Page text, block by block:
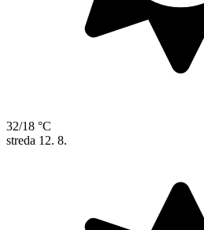
32/18 °C
streda 12. 8.